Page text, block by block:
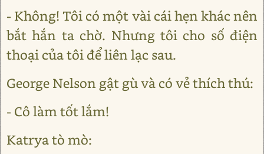
- Không! Tôi có một vài cái hẹn khác nên
bắt hắn ta chờ. Nhưng tôi cho số điện
thoại của tôi để liên lạc sau.
George Nelson gật gù và có vẻ thích thú:
- Cô làm tốt lắm!
Katrya tò mò: